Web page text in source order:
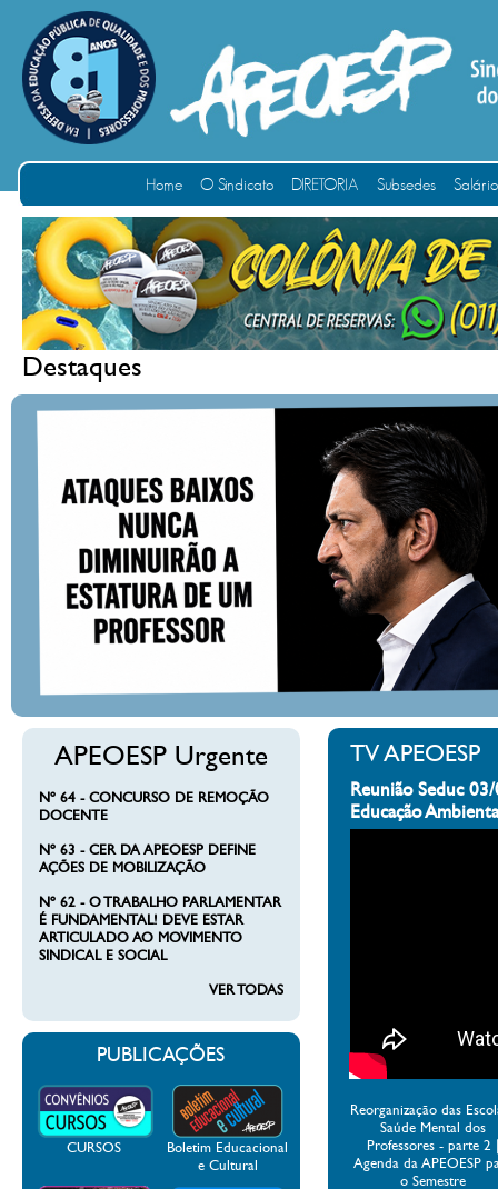
Home O Sindicato DIRETORIA Subsedes
Destaques
APEOESP Urgente
Nº 64 - CONCURSO DE REMOÇÃO
DOCENTE
Nº 63 - CER DA APEOESP DEFINE
AÇÕES DE MOBILIZAÇÃO
Nº 62 - O TRABALHO PARLAMENTAR
É FUNDAMENTAL! DEVE ESTAR
ARTICULADO AO MOVIMENTO
SINDICAL E SOCIAL
VER TODAS
PUBLICAÇÕES
CURSOS
Boletim Educacional
e Cultural
TV APEOESP
Reunião Seduc
Educação
Reorganização das
Saúde Mental dos
Professores - parte 2
Agenda da APEOESP
o Semestre